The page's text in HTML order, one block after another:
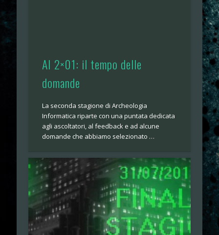
AI 2×01: il tempo delle
domande
La seconda stagione di Archeologia
Informatica riparte con una puntata dedicata
agli ascoltatori, al feedback e ad alcune
domande che abbiamo selezionato …